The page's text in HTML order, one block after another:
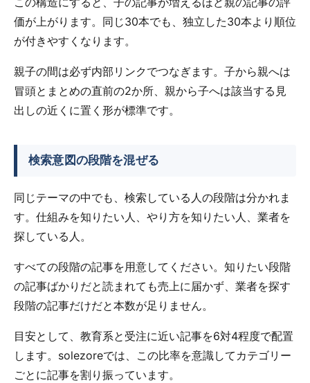
価が上がります。同じ30本でも、独立した30本より順位
が付きやすくなります。
親子の間は必ず内部リンクでつなぎます。子から親へは
冒頭とまとめの直前の2か所、親から子へは該当する見
出しの近くに置く形が標準です。
検索意図の段階を混ぜる
同じテーマの中でも、検索している人の段階は分かれま
す。仕組みを知りたい人、やり方を知りたい人、業者を
探している人。
すべての段階の記事を用意してください。知りたい段階
の記事ばかりだと読まれても売上に届かず、業者を探す
段階の記事だけだと本数が足りません。
目安として、教育系と受注に近い記事を6対4程度で配置
します。solezoreでは、この比率を意識してカテゴリー
ごとに記事を割り振っています。